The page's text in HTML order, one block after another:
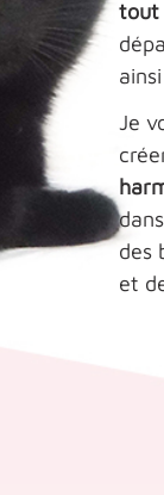
tout
ainsi
Je
des
et